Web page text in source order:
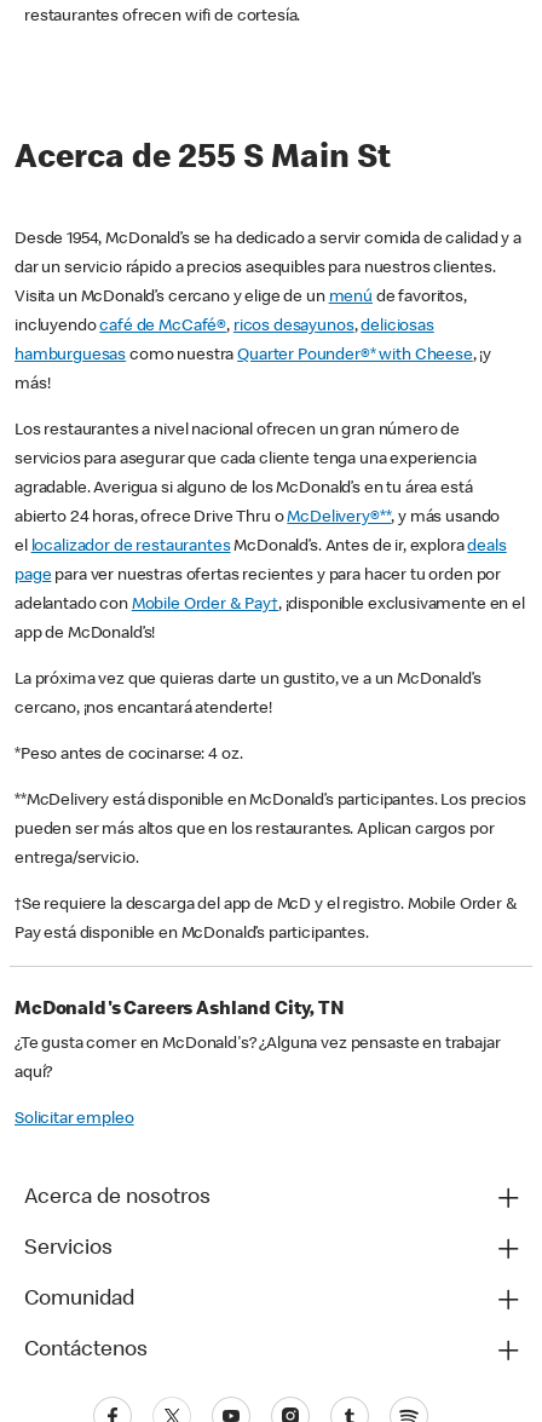
restaurantes ofrecen wifi de cortesía.
Acerca de 255 S Main St
Desde 1954, McDonald’s se ha dedicado a servir comida de calidad y a
dar un servicio rápido a precios asequibles para nuestros clientes.
Visita un McDonald’s cercano y elige de un menú de favoritos,
incluyendocafé de McCafé®, ricos desayunos,deliciosas
hamburguesas como nuestraQuarter Pounder®* with Cheese, ¡y
más!
Los restaurantes a nivel nacional ofrecen un gran número de
servicios para asegurar que cada cliente tenga una experiencia
agradable. Averigua si alguno de los McDonald’s en tu área está
abierto 24 horas, ofrece Drive Thru oMcDelivery®**, y más usando
el localizador de restaurantesMcDonald’s. Antes de ir, exploradeals
pagepara ver nuestras ofertas recientes y para hacer tu orden por
adelantado con Mobile Order & Pay†, ¡disponible exclusivamente en el
app de McDonald’s!
La próxima vez que quieras darte un gustito, ve a un McDonald’s
cercano, ¡nos encantará atenderte!
*Peso antes de cocinarse: 4 oz.
**McDelivery está disponible en McDonald’s participantes. Los precios
pueden ser más altos que en los restaurantes. Aplican cargos por
entrega/servicio.
†Se requiere la descarga del app de McD y el registro. Mobile Order &
Pay está disponible en McDonald’s participantes.
McDonald's Careers Ashland City, TN
¿Te gusta comer en McDonald's? ¿Alguna vez pensaste en trabajar
aquí?
Solicitar empleo
Acerca de nosotros
Servicios
Comunidad
Contáctenos